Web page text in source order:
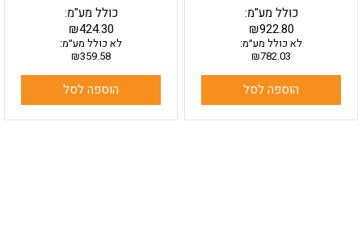
₪922.80
כולל מע"מ:
לא כולל מע״מ:
₪782.03
הוספה לסל
₪424.30
כולל מע"מ:
לא כולל מע״מ:
₪359.58
הוספה לסל